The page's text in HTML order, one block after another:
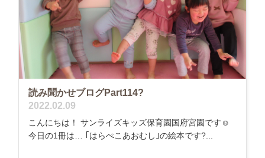
読み聞かせブログPart114?
2022.02.09
こんにちは！ サンライズキッズ保育園国府宮園です☺
今日の1冊は… ｢はらぺこあおむし｣の絵本です?...